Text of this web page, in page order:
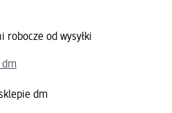
robocze od wysyłki
dm
dm